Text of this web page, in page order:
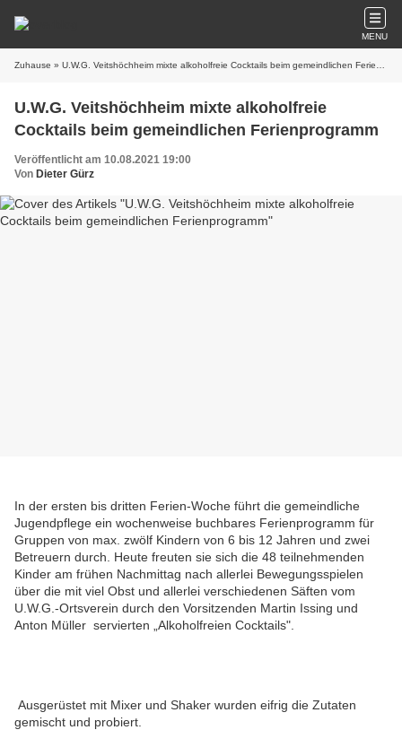
MENU
Zuhause » U.W.G. Veitshöchheim mixte alkoholfreie Cocktails beim gemeindlichen Ferienprogramm
U.W.G. Veitshöchheim mixte alkoholfreie
Cocktails beim gemeindlichen Ferienprogramm
Veröffentlicht am 10.08.2021 19:00
Von Dieter Gürz
In der ersten bis dritten Ferien-Woche führt die gemeindliche
Jugendpflege ein wochenweise buchbares Ferienprogramm für
Gruppen von max. zwölf Kindern von 6 bis 12 Jahren und zwei
Betreuern durch. Heute freuten sie sich die 48 teilnehmenden
Kinder am frühen Nachmittag nach allerlei Bewegungsspielen
über die mit viel Obst und allerlei verschiedenen Säften vom
U.W.G.-Ortsverein durch den Vorsitzenden Martin Issing und
Anton Müller servierten „Alkoholfreien Cocktails".
Ausgerüstet mit Mixer und Shaker wurden eifrig die Zutaten
gemischt und probiert.